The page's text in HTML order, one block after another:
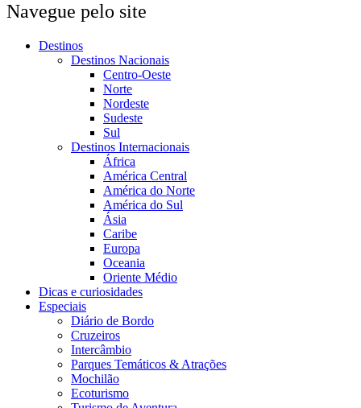
Navegue pelo site
Destinos
Destinos Nacionais
Centro-Oeste
Norte
Nordeste
Sudeste
Sul
Destinos Internacionais
África
América Central
América do Norte
América do Sul
Ásia
Caribe
Europa
Oceania
Oriente Médio
Dicas e curiosidades
Especiais
Diário de Bordo
Cruzeiros
Intercâmbio
Parques Temáticos & Atrações
Mochilão
Ecoturismo